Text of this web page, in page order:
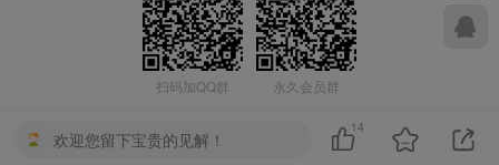
扫码加QQ群 永久会员群
欢迎您留下宝贵的见解！
14